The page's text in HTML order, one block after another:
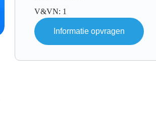
V&VN: 1
Informatie opvragen